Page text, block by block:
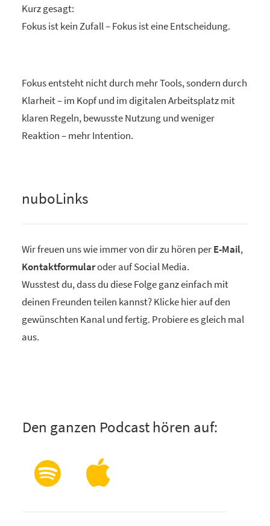
Kurz gesagt:
Fokus ist kein Zufall – Fokus ist eine Entscheidung.
Fokus entsteht nicht durch mehr Tools, sondern durch
Klarheit – im Kopf und im digitalen Arbeitsplatz mit
klaren Regeln, bewusste Nutzung und weniger
Reaktion – mehr Intention.
nuboLinks
Wir freuen uns wie immer von dir zu hören perE-Mail,
Kontaktformularoder auf Social Media.
Wusstest du, dass du diese Folge ganz einfach mit
deinen Freunden teilen kannst? Klicke hier auf den
gewünschten Kanal und fertig. Probiere es gleich mal
aus.
Den ganzen Podcast hören auf: